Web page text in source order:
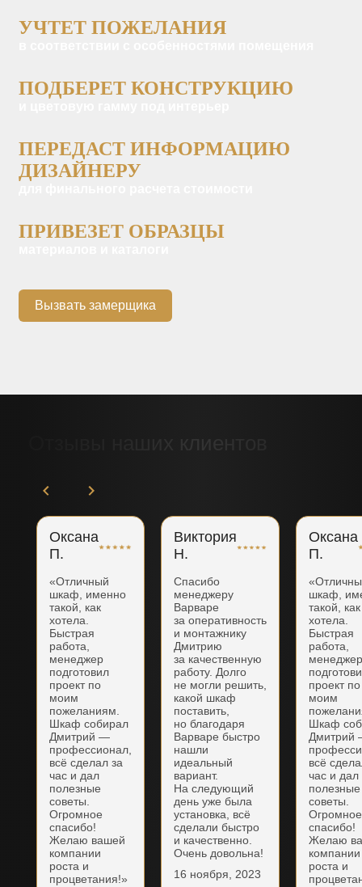
УЧТЕТ ПОЖЕЛАНИЯ
ПОДБЕРЕТ КОНСТРУКЦИЮ
ПЕРЕДАСТ ИНФОРМАЦИЮ
ДИЗАЙНЕРУ
ПРИВЕЗЕТ ОБРАЗЦЫ
Вызвать замерщика
Оксана
П.
«Отличный
шкаф, именно
такой, как
хотела.
Быстрая
работа,
менеджер
подготовил
проект по
моим
пожеланиям.
Шкаф собирал
Дмитрий —
профессионал,
всё сделал за
час и дал
полезные
советы.
Огромное
спасибо!
Желаю вашей
компании
роста и
процветания!»
Виктория
Н.
Спасибо
менеджеру
Варваре
за оперативность
и монтажнику
Дмитрию
за качественную
работу. Долго
не могли решить,
какой шкаф
поставить,
но благодаря
Варваре быстро
нашли
идеальный
вариант.
На следующий
день уже была
установка, всё
сделали быстро
и качественно.
Очень довольна!
16 ноября, 2023
Оксана
П.
шкаф,
такой, как
хотела.
Быстрая
работа,
проект по
моим
Шкаф
Дмитрий
всё
час и дал
полезные
советы.
Огромное
спасибо!
Желаю
компании
роста и